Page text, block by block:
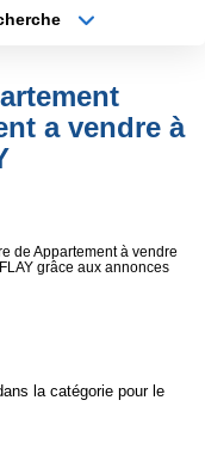
min
a vendre à
de Appartement à vendre
grâce aux annonces
la catégorie pour le